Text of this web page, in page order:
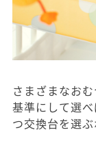
さまざまなお
基準にして選
つ交換台を選ぶ